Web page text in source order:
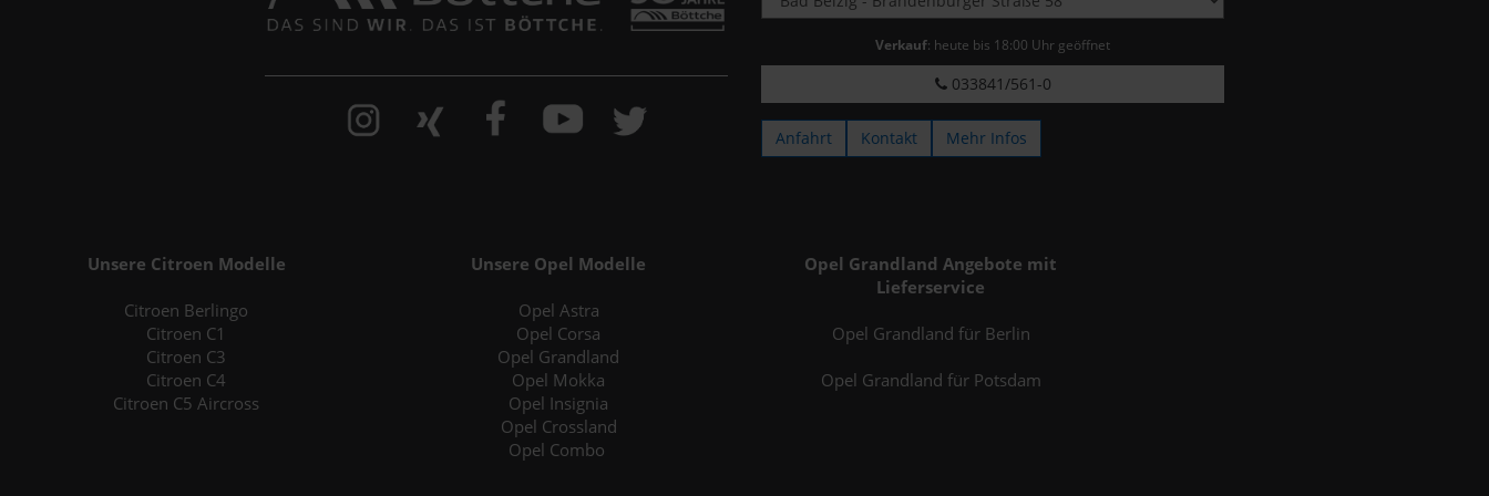
Verkauf: heute bis 18:00 Uhr geöffnet
033841/561-0
Anfahrt Kontakt Mehr Infos
Unsere Citroen Modelle
Citroen Berlingo
Citroen C1
Citroen C3
Citroen C4
Citroen C5 Aircross
Unsere Opel Modelle
Opel Astra
Opel Corsa
Opel Grandland
Opel Mokka
Opel Insignia
Opel Crossland
Opel Combo
Opel Grandland Angebote mit
Lieferservice
Opel Grandland für Berlin
Opel Grandland für Potsdam